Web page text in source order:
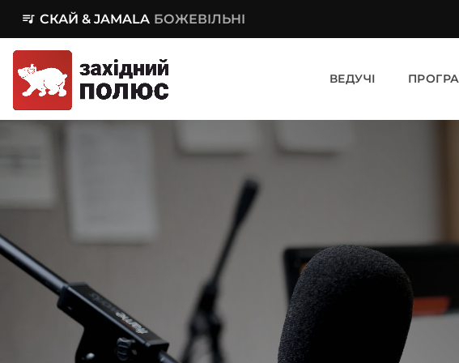
queue_music СКАЙ & JAMALA БОЖЕВІЛЬНІ
ВЕДУЧІ